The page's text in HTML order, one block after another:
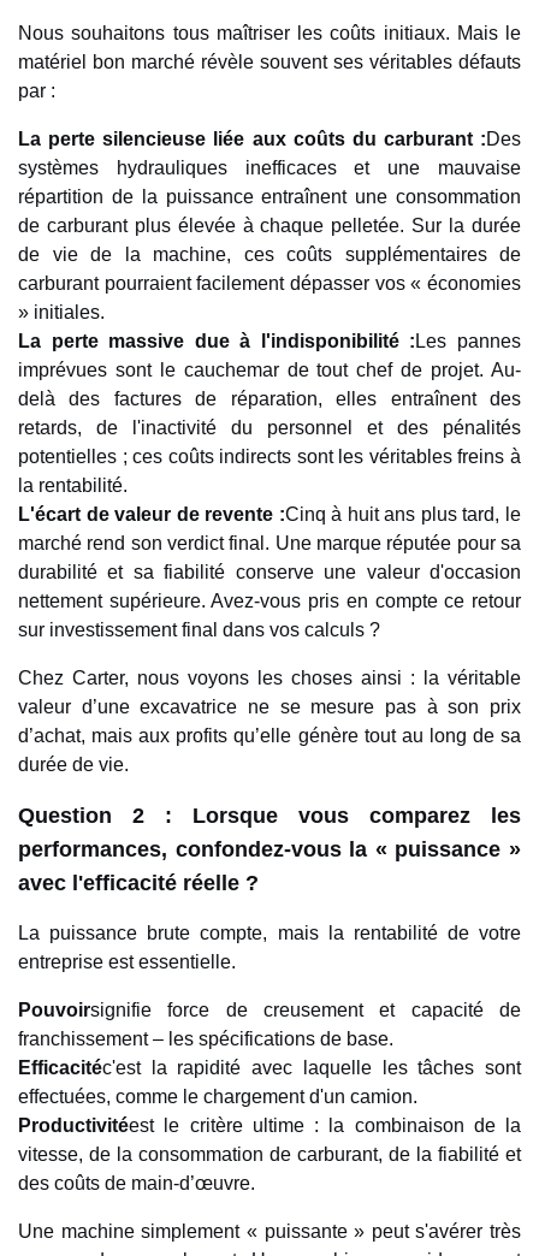
Nous souhaitons tous maîtriser les coûts initiaux. Mais le
matériel bon marché révèle souvent ses véritables défauts
par :
La perte silencieuse liée aux coûts du carburant :Des
systèmes hydrauliques inefficaces et une mauvaise
répartition de la puissance entraînent une consommation
de carburant plus élevée à chaque pelletée. Sur la durée
de vie de la machine, ces coûts supplémentaires de
carburant pourraient facilement dépasser vos « économies
» initiales.
La perte massive due à l'indisponibilité : Les pannes
imprévues sont le cauchemar de tout chef de projet. Au-
delà des factures de réparation, elles entraînent des
retards, de l'inactivité du personnel et des pénalités
potentielles ; ces coûts indirects sont les véritables freins à
la rentabilité.
L'écart de valeur de revente :Cinq à huit ans plus tard, le
marché rend son verdict final. Une marque réputée pour sa
durabilité et sa fiabilité conserve une valeur d'occasion
nettement supérieure. Avez-vous pris en compte ce retour
sur investissement final dans vos calculs ?
Chez Carter, nous voyons les choses ainsi : la véritable
valeur d’une excavatrice ne se mesure pas à son prix
d’achat, mais aux profits qu’elle génère tout au long de sa
durée de vie.
Question 2 : Lorsque vous comparez les
performances, confondez-vous la « puissance »
avec l'efficacité réelle ?
La puissance brute compte, mais la rentabilité de votre
entreprise est essentielle.
Pouvoirsignifie force de creusement et capacité de
franchissement – ​​les spécifications de base.
Efficacitéc'est la rapidité avec laquelle les tâches sont
effectuées, comme le chargement d'un camion.
Productivitéest le critère ultime : la combinaison de la
vitesse, de la consommation de carburant, de la fiabilité et
des coûts de main-d’œuvre.
Une machine simplement « puissante » peut s'avérer très